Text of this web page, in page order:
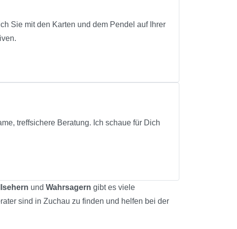
Sie mit den Karten und dem Pendel auf Ihrer
treffsichere Beratung. Ich schaue für Dich
und Wahrsagern gibt es viele
sind in Zuchau zu finden und helfen bei der